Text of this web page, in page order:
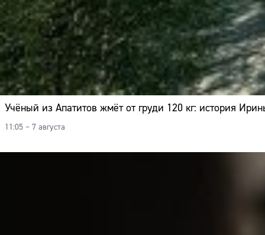
Учёный из Апатитов жмёт от груди 120 кг: история
11:05 – 7 августа